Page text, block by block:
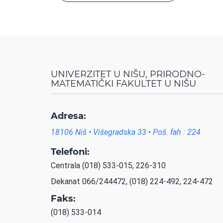
UNIVERZITET U NIŠU, PRIRODNO-
MATEMATIČKI FAKULTET U NIŠU
Adresa:
18106 Niš • Višegradska 33 • Poš. fah : 224
Telefoni:
Centrala (018) 533-015, 226-310
Dekanat 066/244472, (018) 224-492, 224-472
Faks:
(018) 533-014